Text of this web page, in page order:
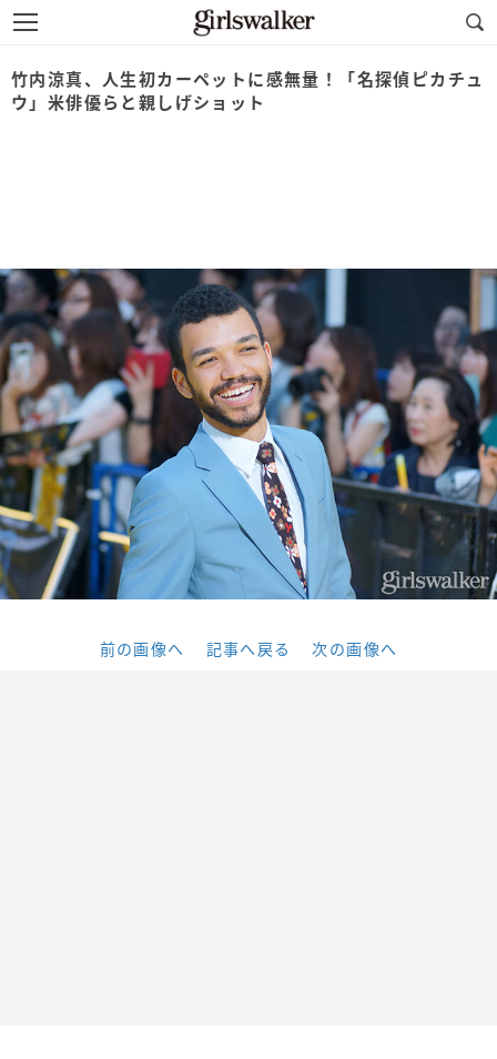
竹内涼真、人生初カーペットに感無量！「名探偵ピカチュ
ウ」米俳優らと親しげショット
前の画像へ 記事へ戻る 次の画像へ